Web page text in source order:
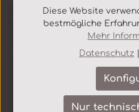
Service-Hotline
Shop Service
Informationen
Diese Website
bestmögliche
Mehr
Datenschutz
Nur